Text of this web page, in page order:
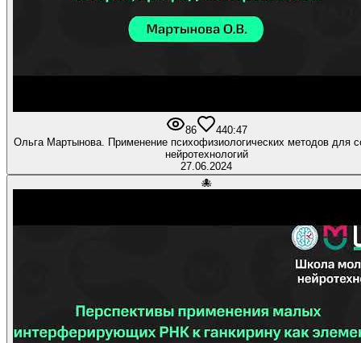
86 440:47
Ольга Мартынова. Применение психофизиологических методов для
нейротехнологий
27.06.2024
🐙